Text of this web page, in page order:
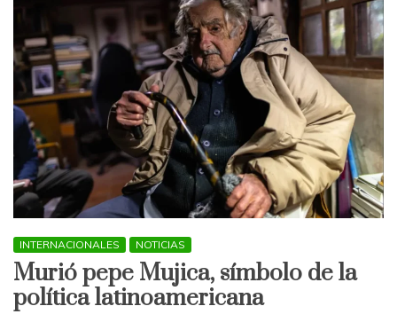
INTERNACIONALES NOTICIAS
Murió pepe Mujica, símbolo de la
política latinoamericana